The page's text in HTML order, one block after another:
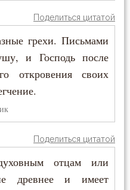
Поделиться цитатой
грехи. Письмами
и Господь после
откровения своих
Поделиться цитатой
отцам или
древнее и имеет